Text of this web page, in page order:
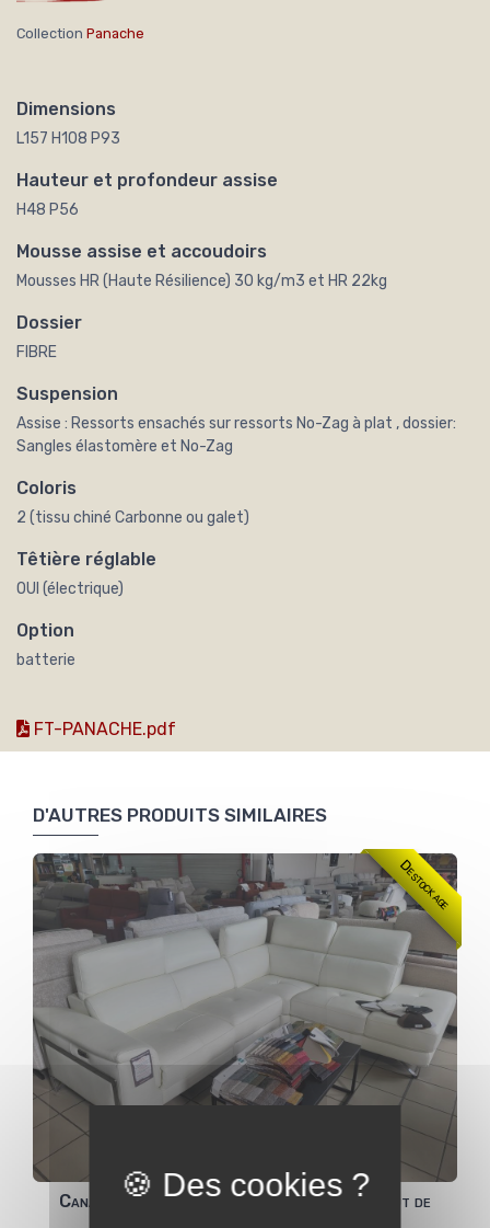
Collection Panache
Dimensions
L157 H108 P93
Hauteur et profondeur assise
H48 P56
Mousse assise et accoudoirs
Mousses HR (Haute Résilience) 30 kg/m3 et HR 22kg
Dossier
FIBRE
Suspension
Assise : Ressorts ensachés sur ressorts No-Zag à plat , dossier:
Sangles élastomère et No-Zag
Coloris
2 (tissu chiné Carbonne ou galet)
Têtière réglable
OUI (électrique)
Option
batterie
FT-PANACHE.pdf
D'AUTRES PRODUITS SIMILAIRES
Destockage
Canapé Angle EDEN Cuir 1 relax Elect et bout de